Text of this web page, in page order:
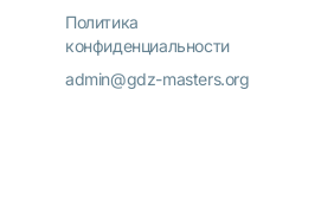
Политика
конфиденциальности
admin@gdz-masters.org